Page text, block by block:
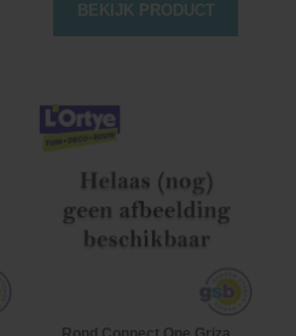
BEKIJK PRODUCT